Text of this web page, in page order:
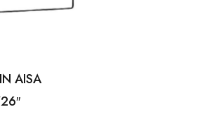
AISA